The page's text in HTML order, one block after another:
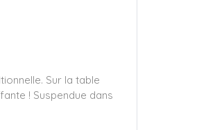
Sur la table
! Suspendue dans